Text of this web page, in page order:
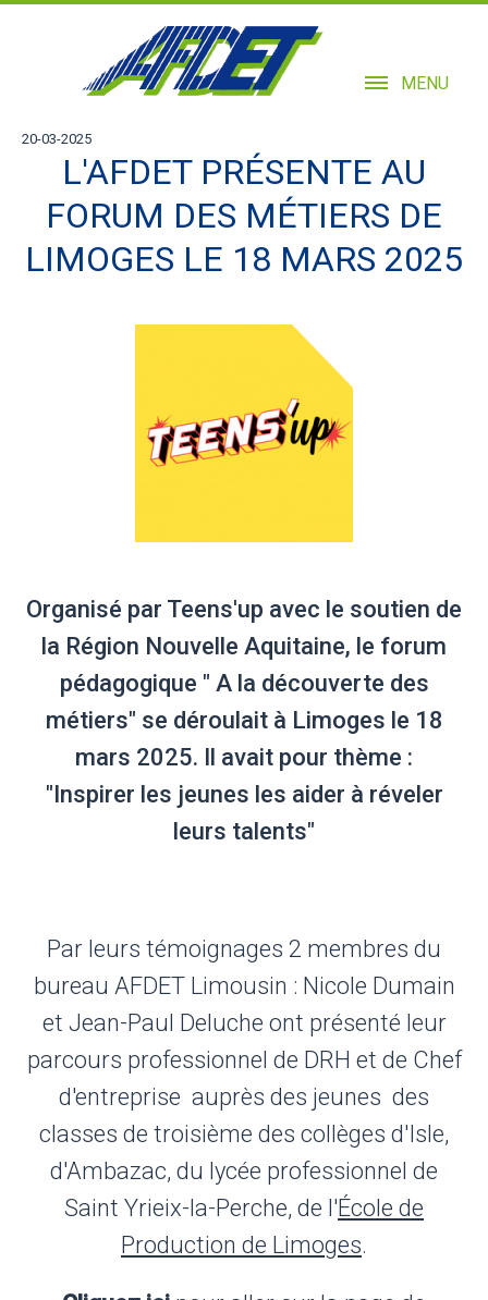
MENU
20-03-2025
L'AFDET PRÉSENTE AU
FORUM DES MÉTIERS DE
LIMOGES LE 18 MARS 2025
Organisé par Teens'up avec le soutien de
la Région Nouvelle Aquitaine, le forum
pédagogique " A la découverte des
métiers" se déroulait à Limoges le 18
mars 2025. Il avait pour thème :
"Inspirer les jeunes les aider à réveler
leurs talents"
Par leurs témoignages 2 membres du
bureau AFDET Limousin : Nicole Dumain
et Jean-Paul Deluche ont présenté leur
parcours professionnel de DRH et de Chef
d'entreprise auprès des jeunes des
classes de troisième des collèges d'Isle,
d'Ambazac, du lycée professionnel de
Saint Yrieix-la-Perche, de l'École de
Production de Limoges.